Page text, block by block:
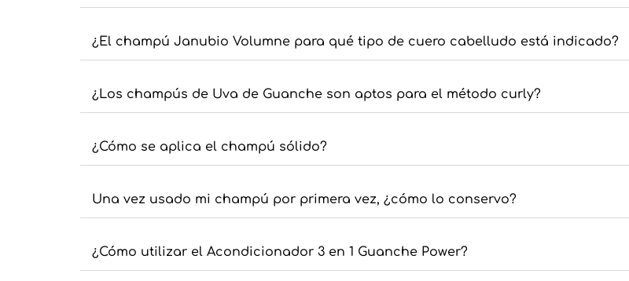
¿El champú Janubio Volumne para qué tipo de cuero cabelludo está indicado?
¿Los champús de Uva de Guanche son aptos para el método curly?
¿Cómo se aplica el champú sólido?
Una vez usado mi champú por primera vez, ¿cómo lo conservo?
¿Cómo utilizar el Acondicionador 3 en 1 Guanche Power?